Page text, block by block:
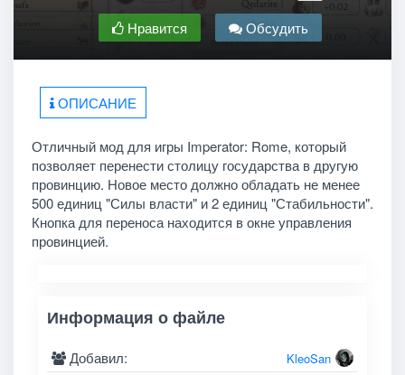
Нравится
Обсудить
ОПИСАНИЕ
Отличный мод для игры Imperator: Rome, который
позволяет перенести столицу государства в другую
провинцию. Новое место должно обладать не менее
500 единиц "Силы власти" и 2 единиц "Стабильности".
Кнопка для переноса находится в окне управления
провинцией.
Информация о файле
Добавил: KleoSan